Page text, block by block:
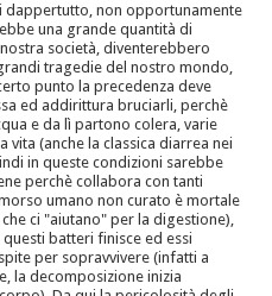
dappertutto, non opportunamente
una grande quantità di
società, diventerebbero
tragedie del nostro mondo,
punto la precedenza deve
ed addirittura bruciarli, perchè
e da lì partono colera, varie
(anche la classica diarrea nei
in queste condizioni sarebbe
perchè collabora con tanti
umano non curato è mortale
ci "aiutano" per la digestione),
batteri finisce ed essi
per sopravvivere (infatti a
la decomposizione inizia